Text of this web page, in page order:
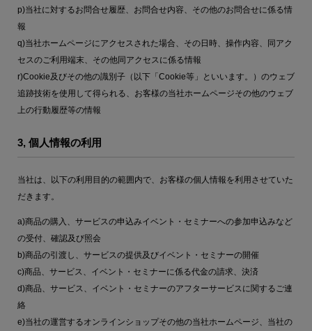
p)当社に対するお問合せ履歴、お問合せ内容、その他のお問合せに係る情
報
q)当社ホームページにアクセスされた場合、その日時、操作内容、同アク
セスのご利用端末、その他同アクセスに係る情報
r)Cookie及びその他の識別子（以下「Cookie等」といいます。）のウェブ
追跡技術を使用して得られる、お客様の当社ホームページその他のウェブ
上の行動履歴等の情報
3, 個人情報の利用
当社は、以下の利用目的の範囲内で、お客様の個人情報を利用させていた
だきます。
a)商品の購入、サービスの申込みイベント・セミナーへの参加申込みなど
の受付、確認及び照会
b)商品の引渡し、サービスの提供及びイベント・セミナーの開催
c)商品、サービス、イベント・セミナーに係る代金の請求、決済
d)商品、サービス、イベント・セミナーのアフターサービスに関するご連
絡
e)当社の運営するオンラインショップその他の当社ホームページ、当社の